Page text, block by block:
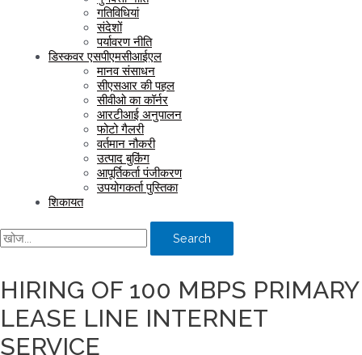
गतिविधियां
संदेशों
पर्यावरण नीति
डिस्कवर एसपीएमसीआईएल
मानव संसाधन
सीएसआर की पहल
सीवीओ का कॉर्नर
आरटीआई अनुपालन
फोटो गैलरी
वर्तमान नौकरी
उत्पाद बुकिंग
आपूर्तिकर्ता पंजीकरण
उपयोगकर्ता पुस्तिका
शिकायत
Search
HIRING OF 100 MBPS PRIMARY
LEASE LINE INTERNET
SERVICE